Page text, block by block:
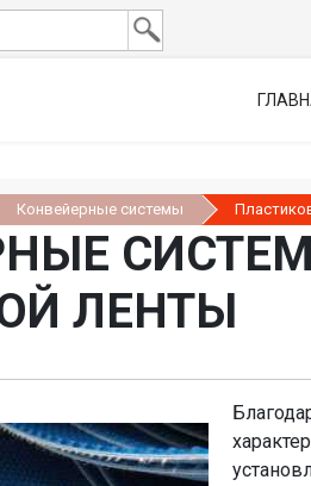
Конвейерные системы
ЛЕНТЫ